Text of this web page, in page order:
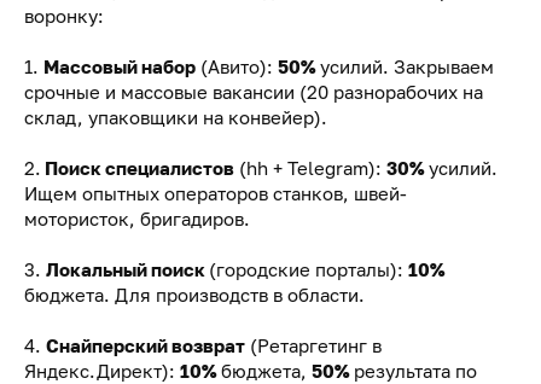
воронку:
1. Массовый набор (Авито): 50%усилий. Закрываем
срочные и массовые вакансии (20 разнорабочих на
склад, упаковщики на конвейер).
2. Поиск специалистов (hh + Telegram): 30%усилий.
Ищем опытных операторов станков, швей-
мотористок, бригадиров.
3. Локальный поиск (городские порталы): 10%
бюджета. Для производств в области.
4. Снайперский возврат (Ретаргетинг в
Яндекс.Директ): 10%бюджета, 50%результата по